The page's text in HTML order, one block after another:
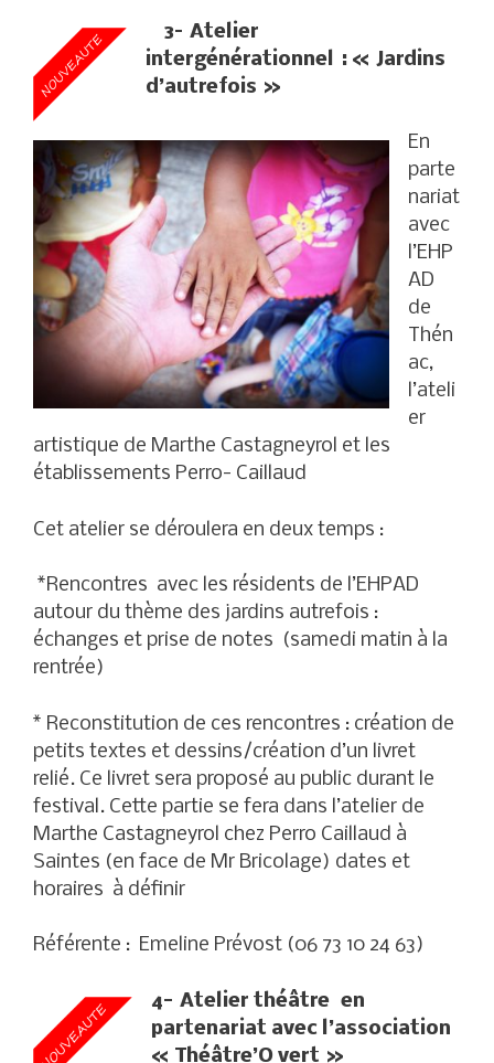
3– Atelier
intergénérationnel : « Jardins
d’autrefois »
En
parte
nariat
avec
l’EHP
AD
de
Thén
ac,
l’ateli
er
artistique de Marthe Castagneyrol et les
établissements Perro- Caillaud
Cet atelier se déroulera en deux temps :
*Rencontres avec les résidents de l’EHPAD
autour du thème des jardins autrefois :
échanges et prise de notes (samedi matin à la
rentrée)
* Reconstitution de ces rencontres : création de
petits textes et dessins/création d’un livret
relié. Ce livret sera proposé au public durant le
festival. Cette partie se fera dans l’atelier de
Marthe Castagneyrol chez Perro Caillaud à
Saintes (en face de Mr Bricolage) dates et
horaires à définir
Référente : Emeline Prévost (06 73 10 24 63)
4- Atelier théâtre en
partenariat avec l’association
« Théâtre’O vert »